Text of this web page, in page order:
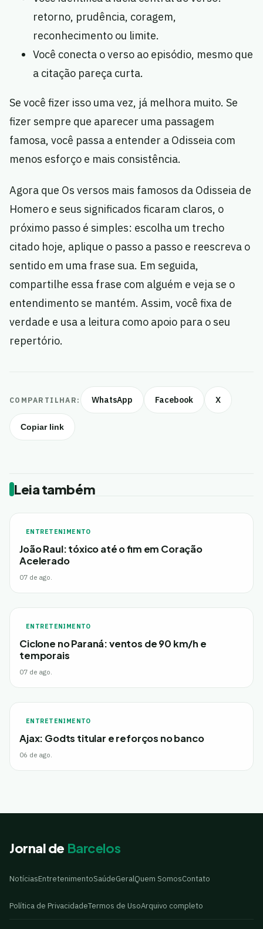
retorno, prudência, coragem,
reconhecimento ou limite.
Você conecta o verso ao episódio, mesmo que
a citação pareça curta.
Se você fizer isso uma vez, já melhora muito. Se
fizer sempre que aparecer uma passagem
famosa, você passa a entender a Odisseia com
menos esforço e mais consistência.
Agora que Os versos mais famosos da Odisseia de
Homero e seus significados ficaram claros, o
próximo passo é simples: escolha um trecho
citado hoje, aplique o passo a passo e reescreva o
sentido em uma frase sua. Em seguida,
compartilhe essa frase com alguém e veja se o
entendimento se mantém. Assim, você fixa de
verdade e usa a leitura como apoio para o seu
repertório.
COMPARTILHAR: WhatsApp Facebook X
Copiar link
Leia também
ENTRETENIMENTO
João Raul: tóxico até o fim em Coração
Acelerado
07 de ago.
ENTRETENIMENTO
Ciclone no Paraná: ventos de 90 km/h e
temporais
07 de ago.
ENTRETENIMENTO
Ajax: Godts titular e reforços no banco
06 de ago.
Jornal de Barcelos
NotíciasEntretenimentoSaúdeGeralQuem SomosContato
Política de PrivacidadeTermos de UsoArquivo completo